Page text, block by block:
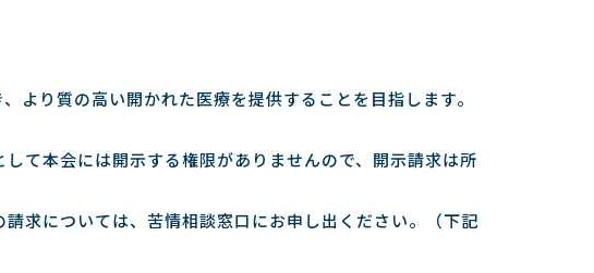
より質の高い開かれた医療を提供することを目指します。
て本会には開示する権限がありませんので、開示請求は所
求については、苦情相談窓口にお申し出ください。（下記